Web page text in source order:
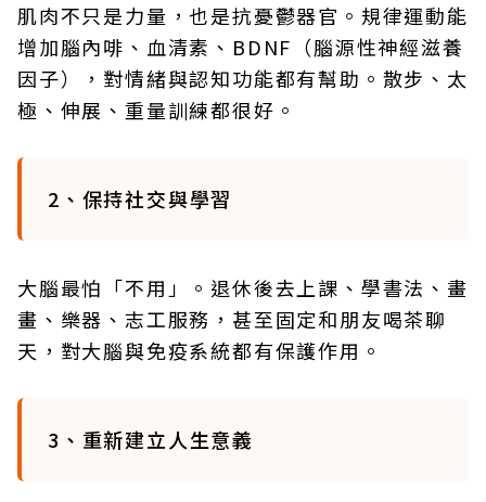
肌肉不只是力量，也是抗憂鬱器官。規律運動能
增加腦內啡、血清素、BDNF（腦源性神經滋養
因子），對情緒與認知功能都有幫助。散步、太
極、伸展、重量訓練都很好。
2、保持社交與學習
大腦最怕「不用」。退休後去上課、學書法、畫
畫、樂器、志工服務，甚至固定和朋友喝茶聊
天，對大腦與免疫系統都有保護作用。
3、重新建立人生意義